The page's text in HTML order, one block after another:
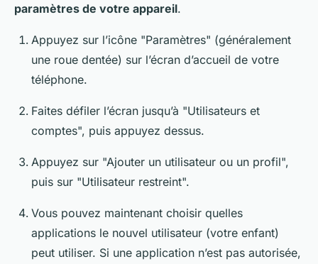
paramètres de votre appareil.
Appuyez sur l’icône "Paramètres" (généralement
une roue dentée) sur l’écran d’accueil de votre
téléphone.
Faites défiler l’écran jusqu’à "Utilisateurs et
comptes", puis appuyez dessus.
Appuyez sur "Ajouter un utilisateur ou un profil",
puis sur "Utilisateur restreint".
Vous pouvez maintenant choisir quelles
applications le nouvel utilisateur (votre enfant)
peut utiliser. Si une application n’est pas autorisée,